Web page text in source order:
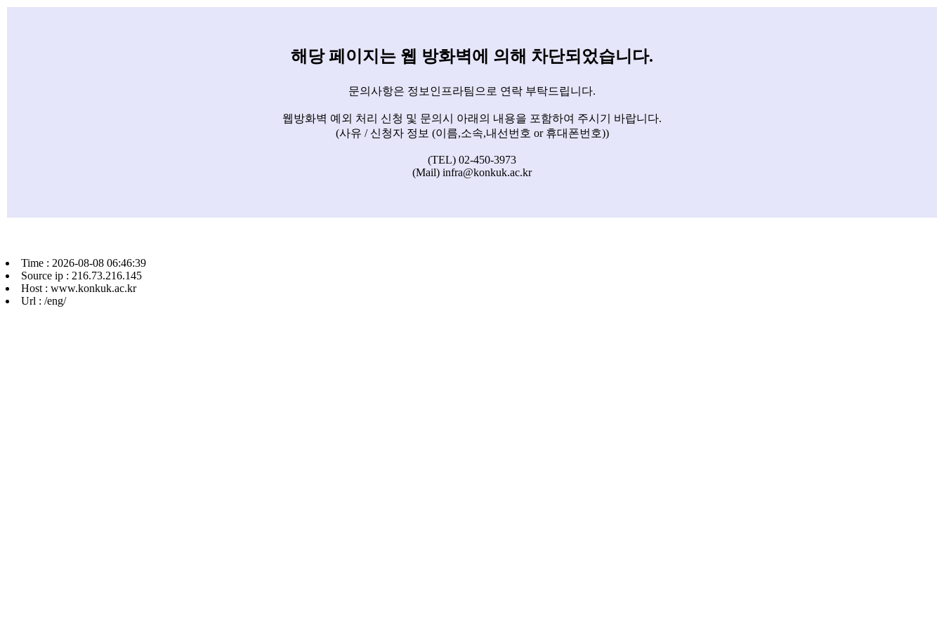
해당 페이지는 웹 방화벽에 의해 차단되었습니다.
문의사항은 정보인프라팀으로 연락 부탁드립니다.
웹방화벽 예외 처리 신청 및 문의시 아래의 내용을 포함하여 주시기 바랍니다.
(사유 / 신청자 정보 (이름,소속,내선번호 or 휴대폰번호))
(TEL) 02-450-3973
(Mail) infra@konkuk.ac.kr
Time : 2026-08-08 06:46:39
Source ip : 216.73.216.145
Host : www.konkuk.ac.kr
Url : /eng/